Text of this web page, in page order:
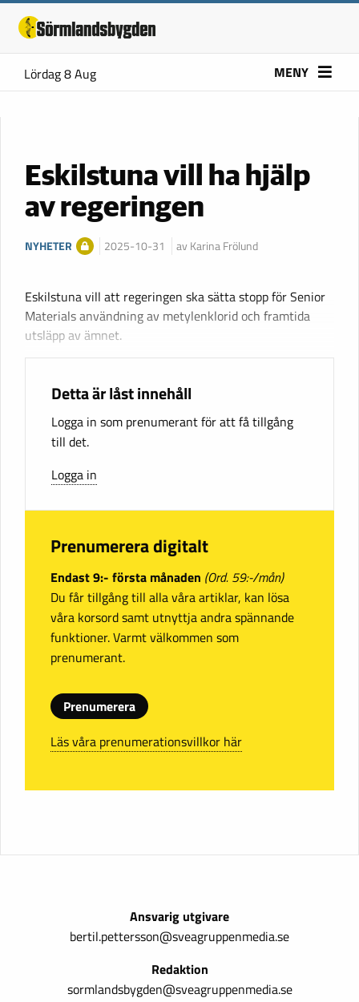
Lördag 8 Aug MENY
Eskilstuna vill ha hjälp
av regeringen
NYHETER 2025-10-31 av Karina Frölund
Eskilstuna vill att regeringen ska sätta stopp för Senior
Materials användning av metylenklorid och framtida
utsläpp av ämnet.
Detta är låst innehåll
Logga in som prenumerant för att få tillgång
till det.
Logga in
Prenumerera digitalt
Endast 9:- första månaden (Ord. 59:-/mån)
Du får tillgång till alla våra artiklar, kan lösa
våra korsord samt utnyttja andra spännande
funktioner. Varmt välkommen som
prenumerant.
Prenumerera
Läs våra prenumerationsvillkor här
Ansvarig utgivare
bertil.pettersson@sveagruppenmedia.se
Redaktion
sormlandsbygden@sveagruppenmedia.se